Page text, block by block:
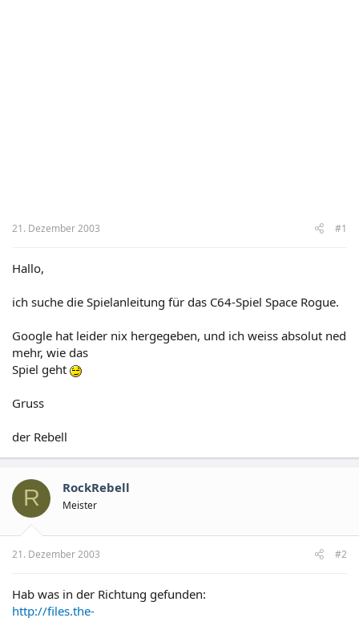
21. Dezember 2003 #1
Hallo,
ich suche die Spielanleitung für das C64-Spiel Space Rogue.
Google hat leider nix hergegeben, und ich weiss absolut ned
mehr, wie das
Spiel geht
Gruss
der Rebell
R RockRebell
Meister
21. Dezember 2003 #2
Hab was in der Richtung gefunden:
http://files.the-